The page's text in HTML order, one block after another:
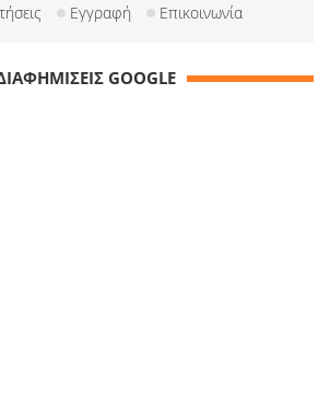
Εγγραφή Επικοινωνία
GOOGLE